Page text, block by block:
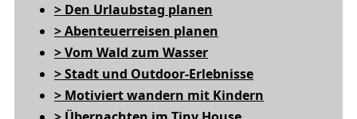
> Den Urlaubstag planen
> Abenteuerreisen planen
> Vom Wald zum Wasser
> Stadt und Outdoor-Erlebnisse
> Motiviert wandern mit Kindern